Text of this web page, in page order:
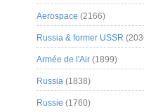
Aerospace (2166)
Russia & former USSR
Armée de l'Air (1899)
Russia (1838)
Russie (1760)